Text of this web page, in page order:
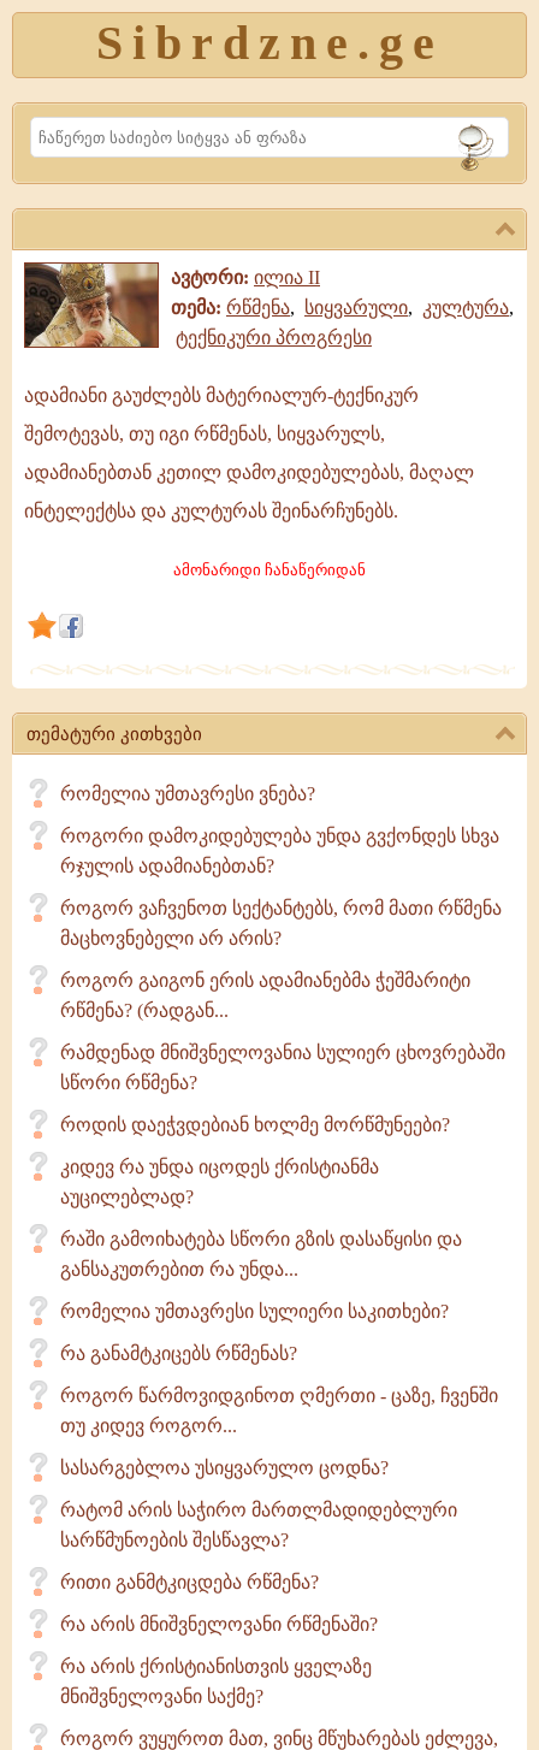
Sibrdzne.ge
Search
ავტორი: ილია II
თემა: რწმენა, სიყვარული, კულტურა,
ტექნიკური პროგრესი
ადამიანი
გაუძლებს
მატერიალურ-
ტექნიკურ
რწმენას,
ადამიანებთან
კეთილ
ადამიანი გაუძლებს მატერიალურ-ტექნიკურ
შემოტევას, თუ იგი რწმენას, სიყვარულს,
ადამიანებთან კეთილ დამოკიდებულებას, მაღალ
ინტელექტსა და კულტურას შეინარჩუნებს.
ამონარიდი ჩანაწერიდან
თემატური კითხვები
რომელია უმთავრესი ვნება?
როგორი დამოკიდებულება უნდა გვქონდეს სხვა
რჯულის ადამიანებთან?
როგორ ვაჩვენოთ სექტანტებს, რომ მათი რწმენა
მაცხოვნებელი არ არის?
როგორ გაიგონ ერის ადამიანებმა ჭეშმარიტი
რწმენა? (რადგან...
რამდენად მნიშვნელოვანია სულიერ ცხოვრებაში
სწორი რწმენა?
როდის დაეჭვდებიან ხოლმე მორწმუნეები?
კიდევ რა უნდა იცოდეს ქრისტიანმა
აუცილებლად?
რაში გამოიხატება სწორი გზის დასაწყისი და
განსაკუთრებით რა უნდა...
რომელია უმთავრესი სულიერი საკითხები?
რა განამტკიცებს რწმენას?
როგორ წარმოვიდგინოთ ღმერთი - ცაზე, ჩვენში
თუ კიდევ როგორ...
სასარგებლოა უსიყვარულო ცოდნა?
რატომ არის საჭირო მართლმადიდებლური
სარწმუნოების შესწავლა?
რითი განმტკიცდება რწმენა?
რა არის მნიშვნელოვანი რწმენაში?
რა არის ქრისტიანისთვის ყველაზე
მნიშვნელოვანი საქმე?
როგორ ვუყუროთ მათ, ვინც მწუხარებას ეძლევა,